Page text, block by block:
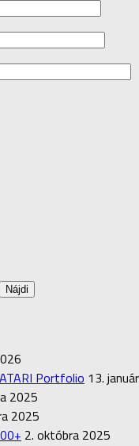
Portfolio 13.
2025
2025
2. októbra 2025